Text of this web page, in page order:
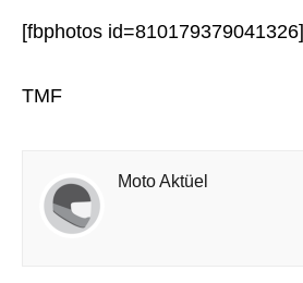
[fbphotos id=810179379041326]
TMF
Moto Aktüel